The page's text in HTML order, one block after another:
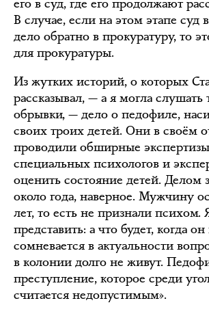
его в суд, где его продолжают
В случае, если на этом этапе суд
дело обратно в прокуратуру, то
для прокуратуры.
Из жутких историй, о которых
рассказывал, — а я могла слушать
обрывки, — дело о педофиле,
своих троих детей. Они в своём
проводили обширные
специальных психологов и
оценить состояние детей. Делом
около года, наверное. Мужчину
лет, то есть не признали психом.
представить: а что будет, когда
сомневается в актуальности
в колонии долго не живут.
преступление, которое среди
считается недопустимым».